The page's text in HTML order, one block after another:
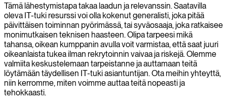
Tämä lähestymistapa takaa laadun ja relevanssin. Saatavilla
oleva IT-tuki resurssi voi olla kokenut generalisti, joka pitää
päivittäisen toiminnan pyörimässä, tai syväosaaja, joka ratkaisee
monimutkaisen teknisen haasteen. Olipa tarpeesi mikä
tahansa, oikean kumppanin avulla voit varmistaa, että saat juuri
oikeanlaista tukea ilman rekrytoinnin vaivaa ja riskejä. Olemme
valmiita keskustelemaan tarpeistanne ja auttamaan teitä
löytämään täydellisen IT-tuki asiantuntijan. Ota meihin yhteyttä,
niin kerromme, miten voimme auttaa teitä nopeasti ja
tehokkaasti.